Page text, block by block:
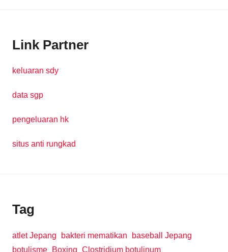
Link Partner
keluaran sdy
data sgp
pengeluaran hk
situs anti rungkad
Tag
atlet Jepang bakteri mematikan
baseball Jepang
botulisme
Boxing Clostridium botulinum